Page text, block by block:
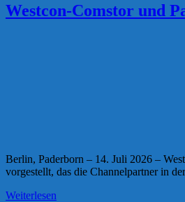
Westcon-Comstor und
Berlin, Paderborn – 14. Juli 2026 –
vorgestellt, das die Channelpartner in der
Weiterlesen